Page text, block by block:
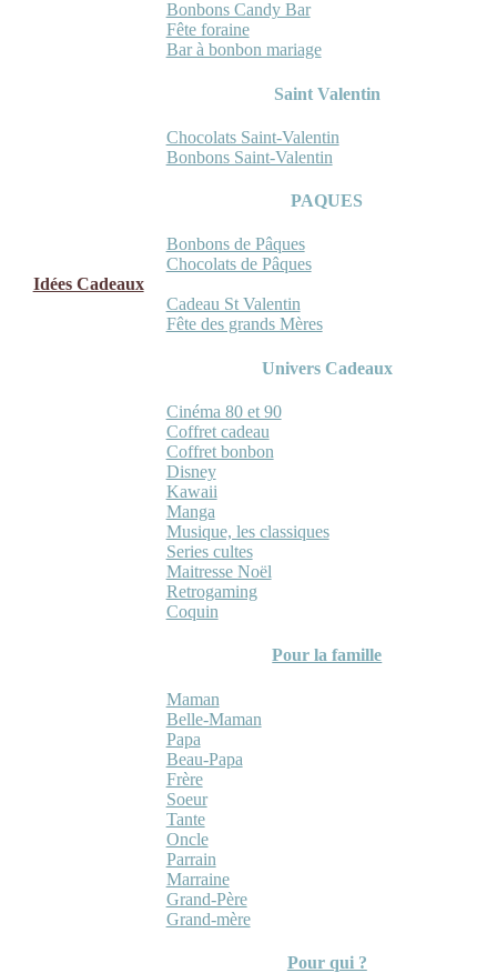
Bonbons Candy Bar
Fête foraine
Bar à bonbon mariage
Saint Valentin
Chocolats Saint-Valentin
Bonbons Saint-Valentin
PAQUES
Bonbons de Pâques
Chocolats de Pâques
Idées Cadeaux
Cadeau St Valentin
Fête des grands Mères
Univers Cadeaux
Cinéma 80 et 90
Coffret cadeau
Coffret bonbon
Disney
Kawaii
Manga
Musique, les classiques
Series cultes
Maitresse Noël
Retrogaming
Coquin
Pour la famille
Maman
Belle-Maman
Papa
Beau-Papa
Frère
Soeur
Tante
Oncle
Parrain
Marraine
Grand-Père
Grand-mère
Pour qui ?